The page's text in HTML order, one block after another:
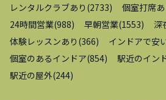
レンタルクラブあり (2733) 個室打席あ
24時間営業(988) 早朝営業(1553) 深
体験レッスンあり (366) インドアで安
個室のあるインドア(854) 駅近のイン
駅近の屋外(244)